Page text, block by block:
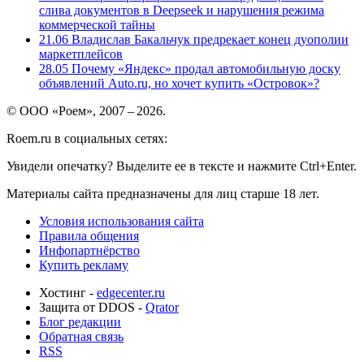
слива документов в Deepseek и нарушения режима
коммерческой тайны
21.06 Владислав Бакальчук предрекает конец дуополии
маркетплейсов
28.05 Почему «Яндекс» продал автомобильную доску
объявлений Auto.ru, но хочет купить «Островок»?
© ООО «Роем», 2007 – 2026.
Roem.ru в социальных сетях:
Увидели опечатку? Выделите ее в тексте и нажмите Ctrl+Enter.
Материалы сайта предназначены для лиц старше 18 лет.
Условия использования сайта
Правила общения
Инфопартнёрство
Купить рекламу
Хостинг - edgecenter.ru
Защита от DDOS - Qrator
Блог редакции
Обратная связь
RSS